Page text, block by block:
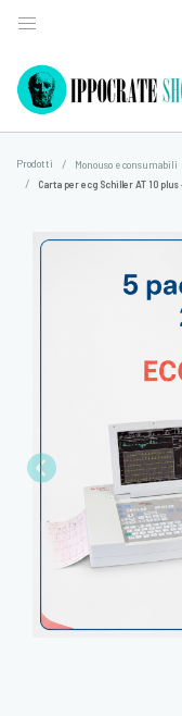
Prodotti Monouso e consumabili
Carta per ecg Schiller AT 10